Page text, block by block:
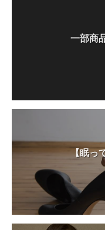
一部商
【眠っ